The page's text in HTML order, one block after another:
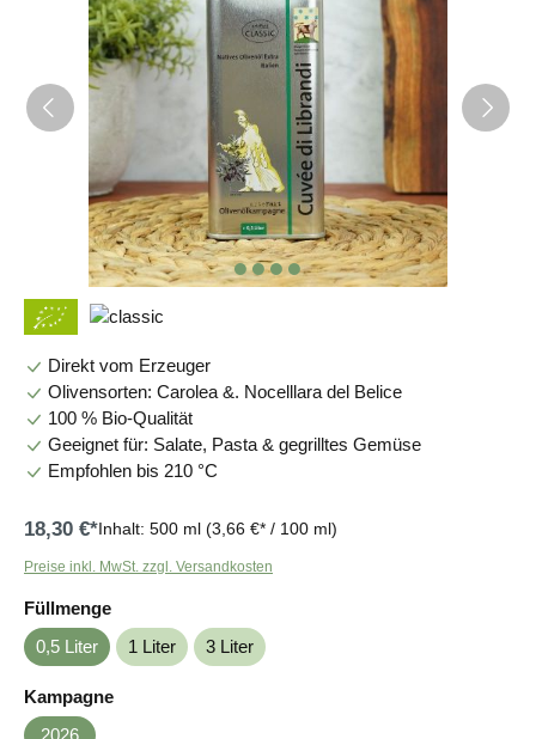
Direkt vom Erzeuger
Olivensorten: Carolea &. Nocelllara del Belice
100 % Bio-Qualität
Geeignet für: Salate, Pasta & gegrilltes Gemüse
Empfohlen bis 210 °C
18,30 €*Inhalt: 500 ml (3,66 €* / 100 ml)
Preise inkl. MwSt. zzgl. Versandkosten
Füllmengeauswählen
0,5 Liter
1 Liter 3 Liter
Kampagneauswählen